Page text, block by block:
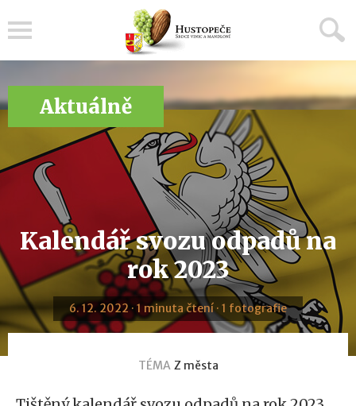
Aktuálně
Kalendář svozu odpadů na
rok 2023
6. 12. 2022 · 1 minuta čtení · 1 fotografie
TÉMA Z města